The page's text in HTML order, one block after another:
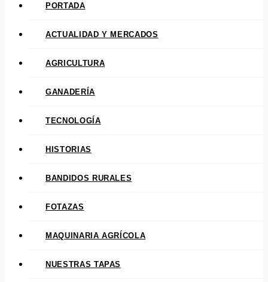
PORTADA
ACTUALIDAD Y MERCADOS
AGRICULTURA
GANADERÍA
TECNOLOGÍA
HISTORIAS
BANDIDOS RURALES
FOTAZAS
MAQUINARIA AGRÍCOLA
NUESTRAS TAPAS